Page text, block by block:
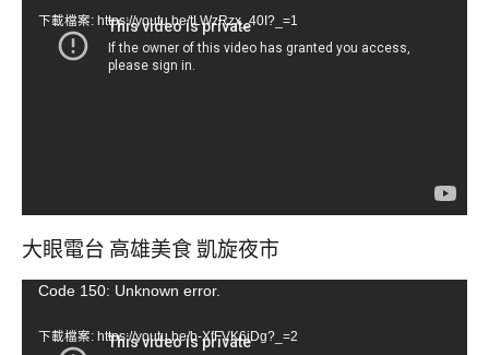
下載檔案: https://youtu.be/tLWzRzx_40I?_=1
大眼電台 高雄美食 凱旋夜市
視Code 150: Unknown error.
下載檔案: https://youtu.be/b-XfFVK6jDg?_=2